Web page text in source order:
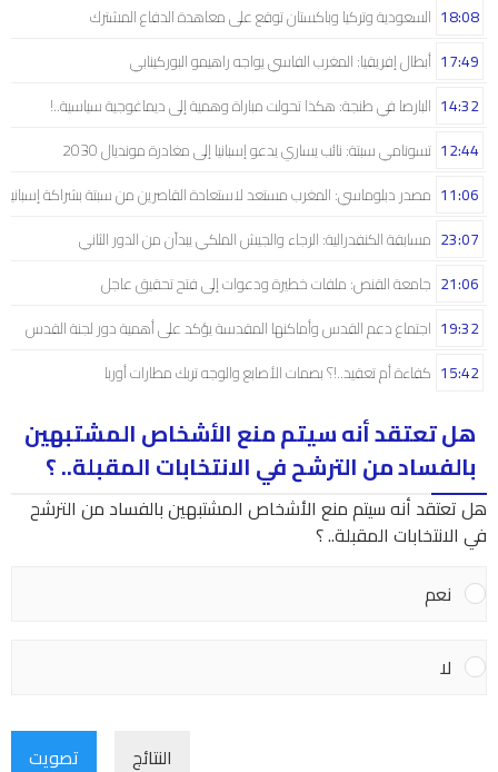
السعودية وتركيا وباكستان توقع على معاهدة الدفاع المشترك 18:08
أبطال إفريقيا: المغرب الفاسي يواجه راهيمو البوركينابي 17:49
البارصا في طنجة: هكذا تحولت مباراة وهمية إلى ديماغوجية سياسية..! 14:32
تسونامي سبتة: نائب يساري يدعو إسبانيا إلى مغادرة مونديال 2030 12:44
مصدر دبلوماسي: المغرب مستعد لاستعادة القاصرين من سبتة بشراكة إسبانية 11:06
مسابقة الكنفدرالية: الرجاء والجيش الملكي يبدآن من الدور الثاني 23:07
جامعة القنص: ملفات خطيرة ودعوات إلى فتح تحقيق عاجل 21:06
اجتماع دعم القدس وأماكنها المقدسة يؤكد على أهمية دور لجنة القدس 19:32
كفاءة أم تعقيد..!؟ بصمات الأصابع والوجه تربك مطارات أوربا 15:42
هل تعتقد أنه سيتم منع الأشخاص المشتبهين
بالفساد من الترشح في الانتخابات المقبلة.. ؟
هل تعتقد أنه سيتم منع الأشخاص المشتبهين بالفساد من الترشح
في الانتخابات المقبلة.. ؟
نعم
لا
النتائج تصويت